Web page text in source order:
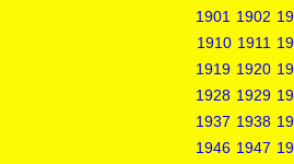
1901 1902
1910 1911
1919 1920
1928 1929
1937 1938
1946 1947